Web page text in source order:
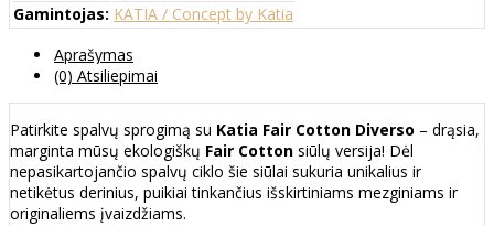
Gamintojas: KATIA / Concept by Katia
Aprašymas
(0) Atsiliepimai
Patirkite spalvų sprogimą su Katia Fair Cotton Diverso – drąsia,
marginta mūsų ekologiškų Fair Cotton siūlų versija! Dėl
nepasikartojančio spalvų ciklo šie siūlai sukuria unikalius ir
netikėtus derinius, puikiai tinkančius išskirtiniams mezginiams ir
originaliems įvaizdžiams.